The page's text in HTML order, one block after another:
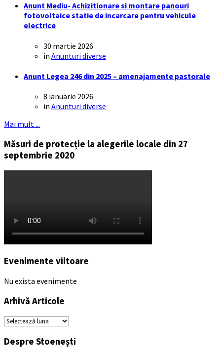
Anunt Mediu- Achizitionare si montare panouri
fotovoltaice statie de incarcare pentru vehicule
electrice
30 martie 2026
in Anunturi diverse
Anunt Legea 246 din 2025 – amenajamente pastorale
8 ianuarie 2026
in Anunturi diverse
Mai mult ...
Măsuri de protecție la alegerile locale din 27
septembrie 2020
Evenimente viitoare
Nu exista evenimente
Arhivă Articole
Arhivă
Despre Stoenești